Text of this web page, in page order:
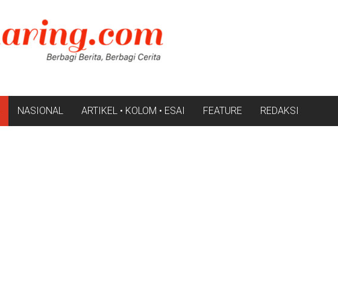
NASIONAL ARTIKEL • KOLOM • ESAI FEATURE REDAKSI